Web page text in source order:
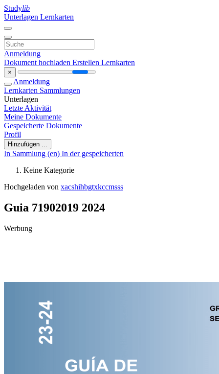
Studylib
Unterlagen Lernkarten
Anmeldung
Dokument hochladen Erstellen Lernkarten
×
Anmeldung
Lernkarten Sammlungen
Unterlagen
Letzte Aktivität
Meine Dokumente
Gespeicherte Dokumente
Profil
Hinzufügen ...
In Sammlung (en) In der gespeicherten
Keine Kategorie
Hochgeladen von xacshihbgtxkccmsss
Guia 71902019 2024
Werbung